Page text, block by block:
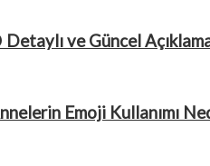
ve Güncel
Emoji Kullanımı